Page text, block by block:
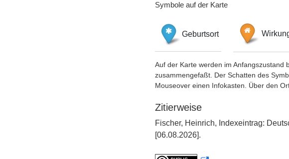
Symbole auf der Karte
Geburtsort
Auf der Karte werden im
zusammengefaßt. Der Schatten des
Mouseover einen Infokasten. Über den
Zitierweise
Fischer, Heinrich, Indexeintrag:
[06.08.2026].